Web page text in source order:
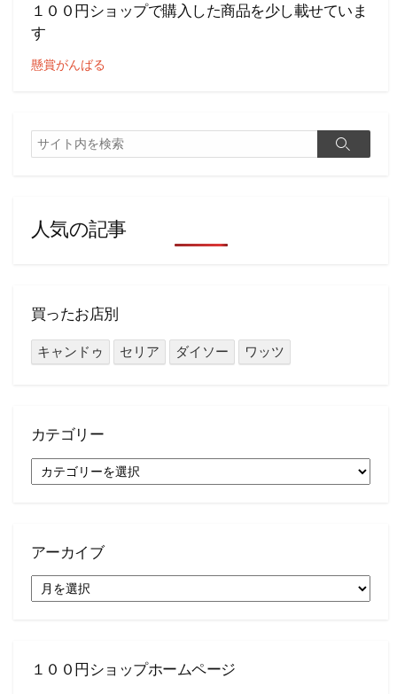
１００円ショップで購入した商品を少し載せていま
す
懸賞がんばる
検
索
検
人気の記事
買ったお店別
キャンドゥ セリア ダイソー ワッツ
カテゴリー
テ
アーカイブ
ー
１００円ショップホームページ